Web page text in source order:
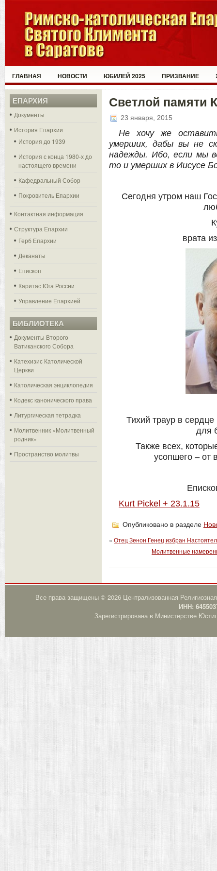
ГЛАВНАЯ НОВОСТИ ЮБИЛЕЙ 2025 ПРИЗВАНИЕ
ЕПАРХИЯ
Документы
История Епархии
История до 1939
История с конца 1980-х до
настоящего времени
Кафедральный Собор
Покровитель Епархии
Контактная информация
Структура Епархии
Герб Епархии
Деканаты
Епископ
Каритас Юга России
Управление Епархией
БИБЛИОТЕКА
Документы Второго
Ватиканского Собора
Катехизис Католической
Церкви
Католическая энциклопедия
Кодекс канонического права
Литургическая тетрадка
Молитвенник «Молитвенный
родник»
Пространство молитвы
Светлой памяти
23 января, 2015
Не хочу же
умерших, дабы вы не
надежды. Ибо, если мы
то и умерших в Иисусе
Сегодня утром наш
врата
Тихий траур в
для
Также всех,
усопшего – от
Kurt Pickel + 23.1.15
Опубликовано в разделе
« Отец Зенон Генец избран
Молитвенные
Все права защищены © 2026 Централизованная
ИНН:
Зарегистрирована в Министерстве